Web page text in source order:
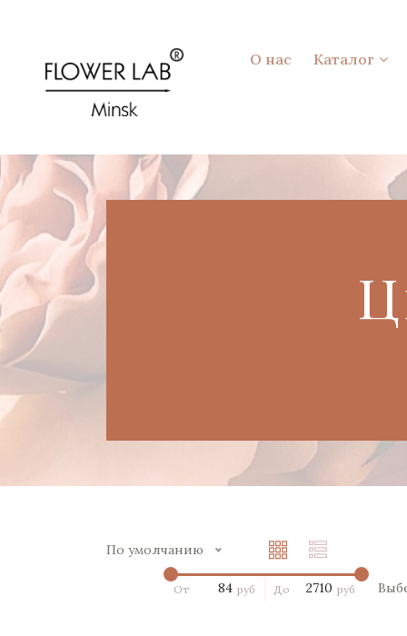
О нас Каталог
По умолчанию
От руб До руб